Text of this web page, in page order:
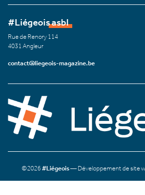
#Liégeois asbl
Rue de Renory 114
4031 Angleur
contact@liegeois-magazine.be
©2026#Liégeois— Développement de site